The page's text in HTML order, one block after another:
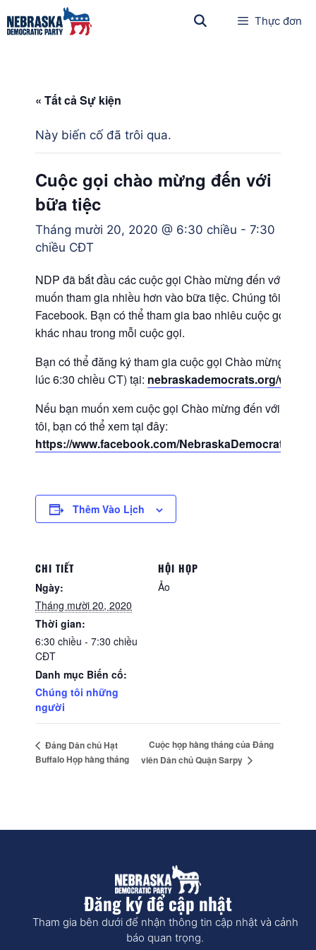
Thực đơn
« Tất cả Sự kiện
Này biến cố đã trôi qua.
Cuộc gọi chào mừng đến với
bữa tiệc
Tháng mười 20, 2020 @ 6:30 chiều - 7:30
chiều CĐT
NDP đã bắt đầu các cuộc gọi Chào mừng đến với Tiệc
muốn tham gia nhiều hơn vào bữa tiệc. Chúng tôi sẽ
Facebook. Bạn có thể tham gia bao nhiêu cuộc gọi này
khác nhau trong mỗi cuộc gọi.
Bạn có thể đăng ký tham gia cuộc gọi Chào mừng đến
lúc 6:30 chiều CT) tại: nebraskademocrats.org/
Nếu bạn muốn xem cuộc gọi Chào mừng đến với Tiệc
tôi, bạn có thể xem tại đây:
https://www.facebook.com/
Thêm Vào Lịch
CHI TIẾT
Ngày:
Tháng mười 20, 2020
Thời gian:
6:30 chiều - 7:30 chiều
CĐT
Danh mục Biến cố:
Chúng tôi những
người
HỘI HỌP
Ảo
Đảng Dân chủ Hạt
Buffalo Họp hàng tháng
Cuộc họp hàng tháng của Đảng
viên Dân chủ Quận Sarpy
Đăng ký để cập nhật
Tham gia bên dưới để nhận thông tin cập nhật và cảnh
báo quan trọng.